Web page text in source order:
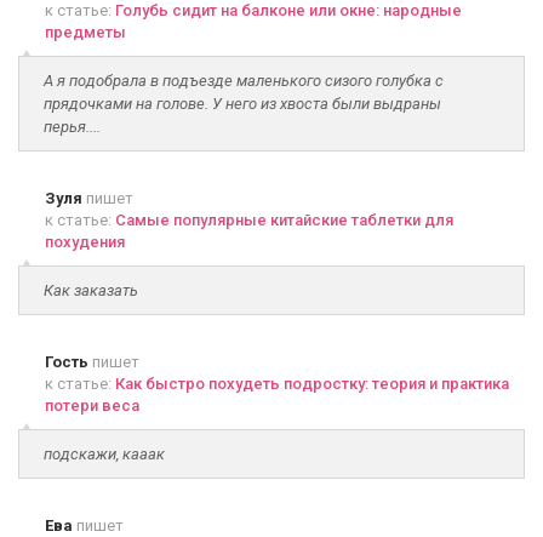
к статье: Голубь сидит на балконе или окне: народные
предметы
А я подобрала в подъезде маленького сизого голубка с
прядочками на голове. У него из хвоста были выдраны
перья....
Зуля пишет
к статье: Самые популярные китайские таблетки для
похудения
Как заказать
Гость пишет
к статье: Как быстро похудеть подростку: теория и практика
потери веса
подскажи, кааак
Ева пишет